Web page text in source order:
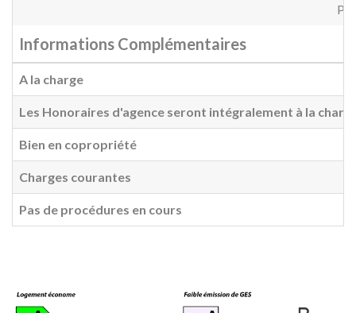
Informations Complémentaires
A la charge
Les Honoraires d'agence seront intégralement à la
Bien en copropriété
Charges courantes
Pas de procédures en cours